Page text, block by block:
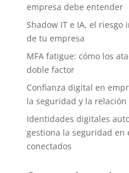
empresa debe entender
Shadow IT e IA, el
de tu empresa
MFA fatigue: cómo los
doble factor
Confianza digital en
la seguridad y la
Identidades digitales
gestiona la seguridad en
conectados